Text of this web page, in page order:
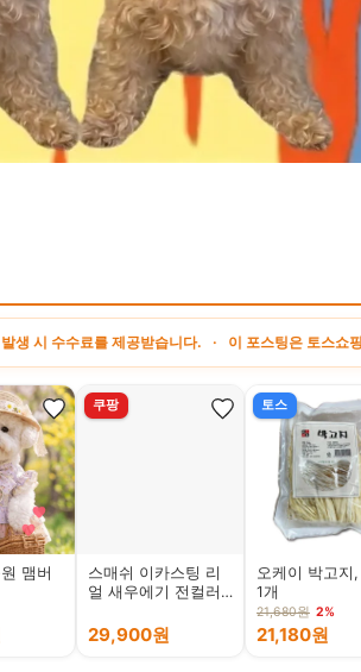
습니다. · 이 포스팅은 토스쇼핑 쉐어링크 활
맴버
쿠팡
스매쉬 이카스팅 리
얼 새우에기 전컬러
29,900원
토스
오케이 박고지
1개
21,680원 2%
21,180원